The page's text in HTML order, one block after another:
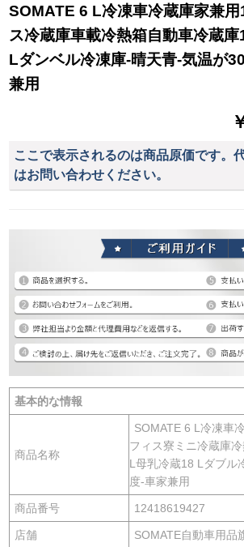
SOMATE 6 L冷凍車冷蔵庫家兼
ス冷蔵庫車載冷熱箱自動車冷蔵
Lダンベル冷凍庫-晴天青-気温が
兼用
ここで表示されるのは商品原価です。
はお問い合わせください。
基本的な情報
商品名称
SOMATE 6 L冷凍車
フィス寮ミニ冷蔵庫
L母乳冷蔵18 Lダブル
度-車家兼用
商品番号 12418619427
店舗 SOMATE自動車用品